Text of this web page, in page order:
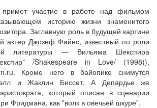
участие в работе над фильмом
историю жизни знаменитого
Заглавную роль в будущей картине
актер Джозеф Файнс, известный по роли
литературы — Вильяма Шекспира
/Shakespeare in Love/ (1998)),
Кроме него в байопике снимутся
и Жаклин Биссет. А Депардье же
который описан в сценарии
Фридмана, как "волк в овечьей шкуре".